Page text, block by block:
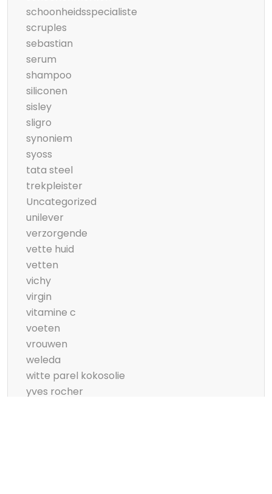
schoonheidsspecialiste
scruples
sebastian
serum
shampoo
siliconen
sisley
sligro
synoniem
syoss
tata steel
trekpleister
Uncategorized
unilever
verzorgende
vette huid
vetten
vichy
virgin
vitamine c
voeten
vrouwen
weleda
witte parel kokosolie
yves rocher